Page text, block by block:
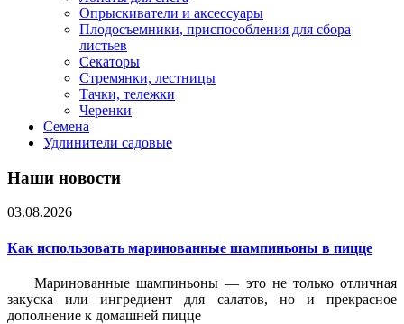
Опрыскиватели и аксессуары
Плодосъемники, приспособления для сбора
листьев
Секаторы
Стремянки, лестницы
Тачки, тележки
Черенки
Семена
Удлинители садовые
Наши новости
03.08.2026
Как использовать маринованные шампиньоны в пицце
Маринованные шампиньоны — это не только отличная
закуска или ингредиент для салатов, но и прекрасное
дополнение к домашней пицце